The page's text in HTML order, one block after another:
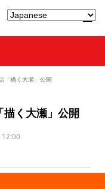
「描く大瀬」公開
描く大瀬」公開